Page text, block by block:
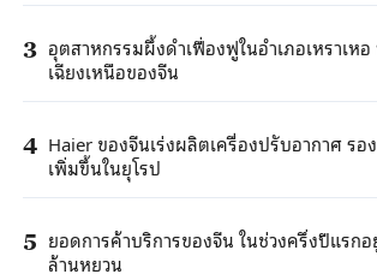
3 อุตสาหกรรมผึ้งดำเฟื่องฟูในอำเภอเหราเห
เฉียงเหนือของจีน
4 Haier ของจีนเร่งผลิตเครื่องปรับอากาศ รอ
เพิ่มขึ้นในยุโรป
5 ยอดการค้าบริการของจีน ในช่วงครึ่งปีแรก
ล้านหยวน